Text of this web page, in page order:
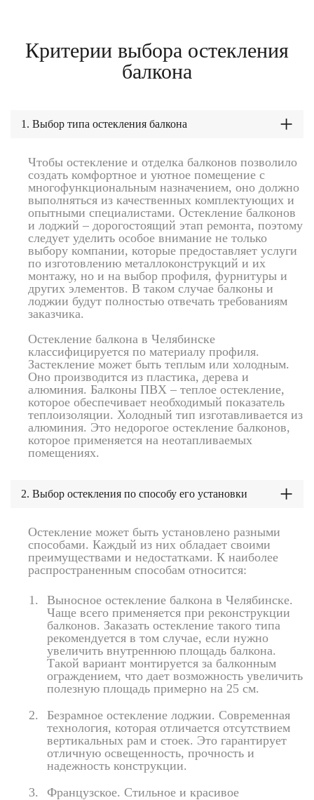
Критерии выбора остекления
балкона
1. Выбор типа остекления балкона
Чтобы остекление и отделка балконов позволило
создать комфортное и уютное помещение с
многофункциональным назначением, оно должно
выполняться из качественных комплектующих и
опытными специалистами. Остекление балконов
и лоджий – дорогостоящий этап ремонта, поэтому
следует уделить особое внимание не только
выбору компании, которые предоставляет услуги
по изготовлению металлоконструкций и их
монтажу, но и на выбор профиля, фурнитуры и
других элементов. В таком случае балконы и
лоджии будут полностью отвечать требованиям
заказчика.
Остекление балкона в Челябинске
классифицируется по материалу профиля.
Застекление может быть теплым или холодным.
Оно производится из пластика, дерева и
алюминия. Балконы ПВХ – теплое остекление,
которое обеспечивает необходимый показатель
теплоизоляции. Холодный тип изготавливается из
алюминия. Это недорогое остекление балконов,
которое применяется на неотапливаемых
помещениях.
2. Выбор остекления по способу его установки
Остекление может быть установлено разными
способами. Каждый из них обладает своими
преимуществами и недостатками. К наиболее
распространенным способам относится:
Выносное остекление балкона в Челябинске.
Чаще всего применяется при реконструкции
балконов. Заказать остекление такого типа
рекомендуется в том случае, если нужно
увеличить внутреннюю площадь балкона.
Такой вариант монтируется за балконным
ограждением, что дает возможность увеличить
полезную площадь примерно на 25 см.
Безрамное остекление лоджии. Современная
технология, которая отличается отсутствием
вертикальных рам и стоек. Это гарантирует
отличную освещенность, прочность и
надежность конструкции.
Французское. Стильное и красивое